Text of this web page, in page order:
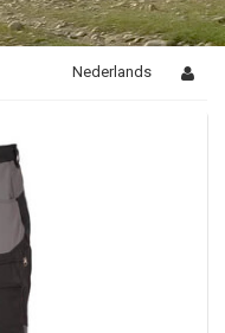
Nederlands